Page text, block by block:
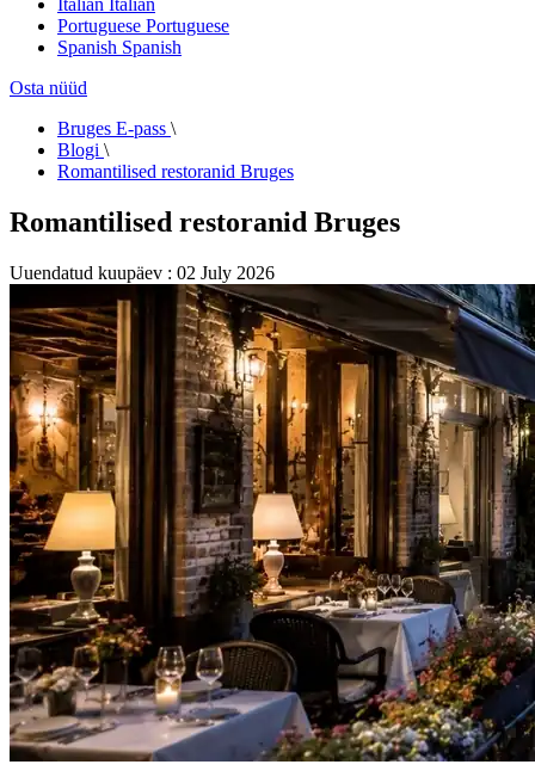
Italian Italian
Portuguese Portuguese
Spanish Spanish
Osta nüüd
Bruges E-pass \
Blogi \
Romantilised restoranid Bruges
Romantilised restoranid Bruges
Uuendatud kuupäev : 02 July 2026